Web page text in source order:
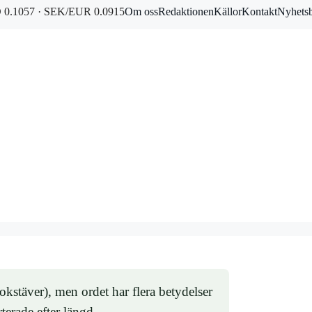
· SEK/EUR 0.0915Om ossRedaktionenKällorKontakt
men ordet har flera betydelser